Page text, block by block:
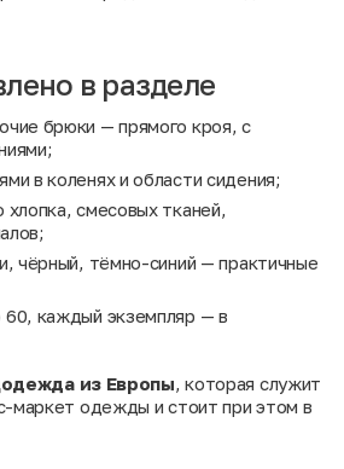
в разделе
брюки — прямого кроя, с
в коленях и области сидения;
хлопка, смесовых тканей,
чёрный, тёмно-синий — практичные
каждый экземпляр — в
из Европы, которая служит
маркет одежды и стоит при этом в